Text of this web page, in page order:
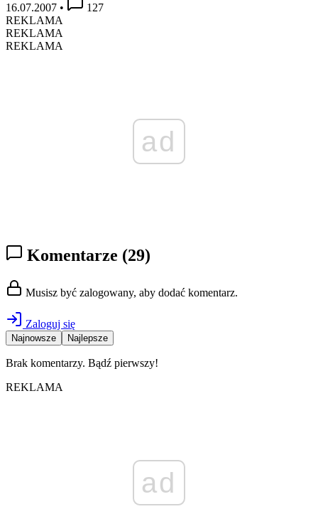
16.07.2007 •
127
REKLAMA
REKLAMA
REKLAMA
ad
Komentarze (29)
Musisz być zalogowany, aby dodać komentarz.
Zaloguj się
Najnowsze Najlepsze
Brak komentarzy. Bądź pierwszy!
REKLAMA
ad